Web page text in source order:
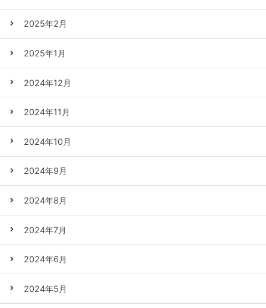
2025年2月
2025年1月
2024年12月
2024年11月
2024年10月
2024年9月
2024年8月
2024年7月
2024年6月
2024年5月